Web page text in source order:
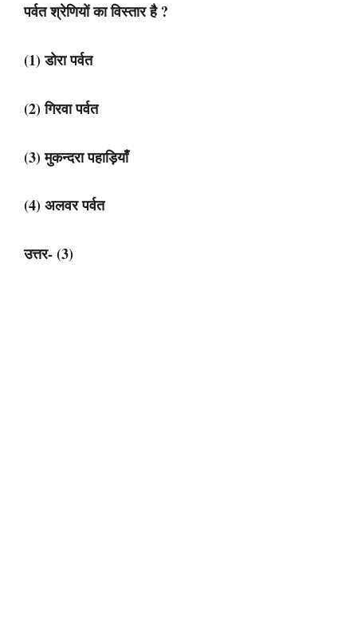
पर्वत श्रेणियों का विस्तार है ?
(1) डोरा पर्वत
(2) गिरवा पर्वत
(3) मुकन्दरा पहाड़ियाँ
(4) अलवर पर्वत
उत्तर- (3)